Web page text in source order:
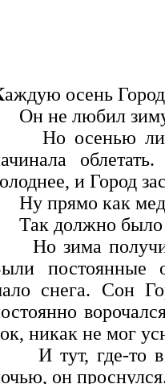
аждую осень
Он не любил зиму,
Но осенью
и Город
Ну прямо как
Так должно было
Но зима
постоянные
снега. Сон
никак не мог
И тут, где-то в
он